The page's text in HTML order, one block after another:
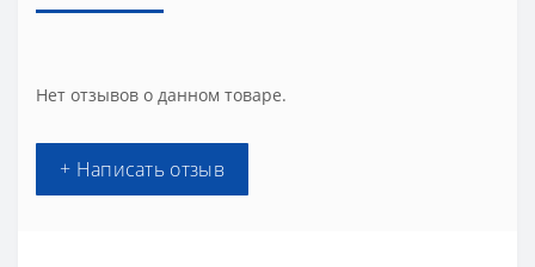
Нет отзывов о данном товаре.
+ Написать отзыв